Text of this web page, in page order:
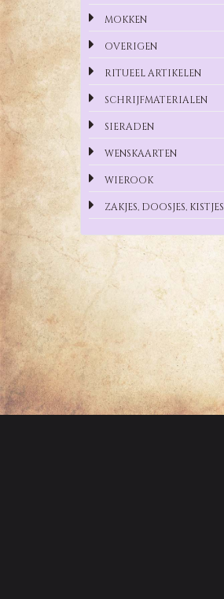
MOKKEN
OVERIGEN
RITUEEL ARTIKELEN
SCHRIJFMATERIALEN
SIERADEN
WENSKAARTEN
WIEROOK
ZAKJES, DOOSJES, KISTJES